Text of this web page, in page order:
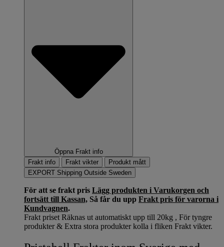
Öppna Frakt info
Frakt info
Frakt vikter
Produkt mått
EXPORT Shipping Outside Sweden
För att se frakt pris Lägg produkten i Varukorgen och
fortsätt till Kassan, Så får du upp Frakt pris för varorna i
Kundvagnen.
Frakt priset Räknas ut automatiskt upp till 20kg , För tyngre
produkter & Extra stora produkter kolla i fliken Frakt vikter.